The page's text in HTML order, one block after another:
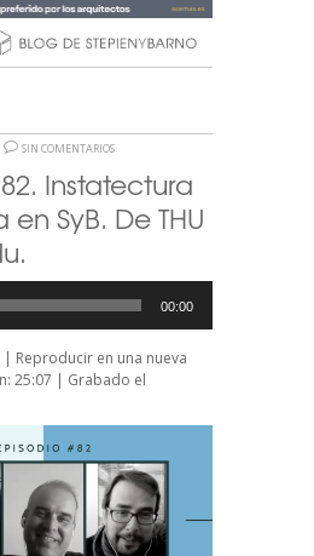
SIN COMENTARIOS
Instatectura
SyB. De THU
00:00
| Reproducir en una nueva
25:07 | Grabado el